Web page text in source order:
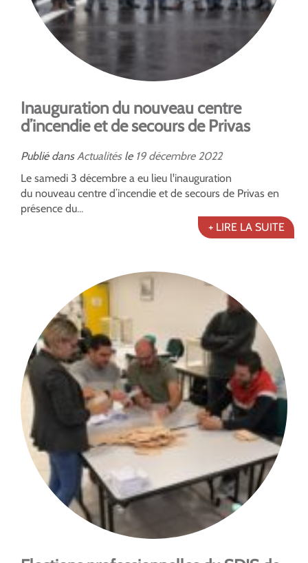
Inauguration du nouveau centre
d’incendie et de secours de Privas
Publié dans Actualitésle 19 décembre 2022
Le samedi 3 décembre a eu lieu l'inauguration
du nouveau centre d’incendie et de secours de Privas en
présence du...
+ LIRE LA SUITE